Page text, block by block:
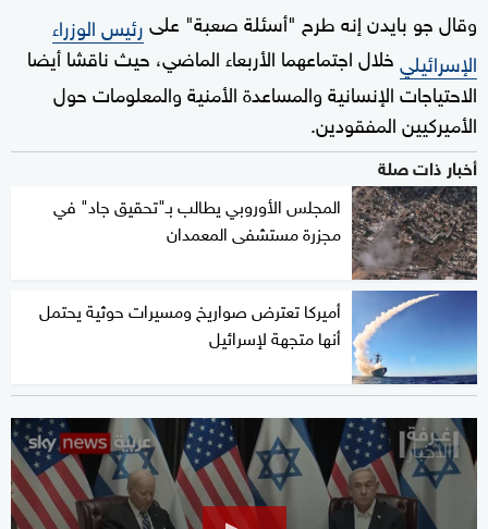
وقال جو بايدن إنه طرح "أسئلة صعبة" علىرئيس الوزراء
الإسرائيليخلال اجتماعهما الأربعاء الماضي، حيث ناقشا أيضا
الاحتياجات الإنسانية والمساعدة الأمنية والمعلومات حول
الأميركيين المفقودين.
أخبار ذات صلة
المجلس الأوروبي يطالب بـ"تحقيق جاد" في
مجزرة مستشفى المعمدان
أميركا تعترض صواريخ ومسيرات حوثية يحتمل
أنها متجهة لإسرائيل
0
seconds
of
8